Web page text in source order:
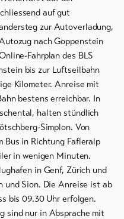
auf gut
zur Autoverladung,
nach Goppenstein
Fahrplan des BLS
bis zur Luftseilbahn
Kilometer. Anreise mit
bestens erreichbar. In
halten stündlich
Simplon. Von
Bus in Richtung Fafleralp
in wenigen Minuten.
in Genf, Zürich und
und Sion. Die Anreise ist ab
bis 09.30 Uhr erfolgen.
sind nur in Absprache mit